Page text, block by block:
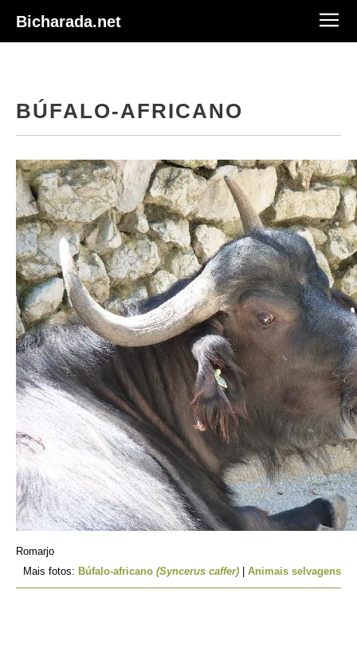
Bicharada.net
BÚFALO-AFRICANO
Romarjo
Mais fotos: Búfalo-africano (Syncerus caffer) Animais selvagens